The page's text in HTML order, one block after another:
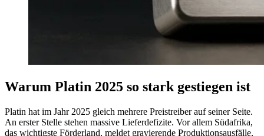
Warum Platin 2025 so stark gestiegen ist
Platin hat im Jahr 2025 gleich mehrere Preistreiber auf seiner Seite.
An erster Stelle stehen massive Lieferdefizite. Vor allem Südafrika,
das wichtigste Förderland, meldet gravierende Produktionsausfälle,